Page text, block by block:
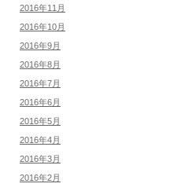
2016年11月
2016年10月
2016年9月
2016年8月
2016年7月
2016年6月
2016年5月
2016年4月
2016年3月
2016年2月